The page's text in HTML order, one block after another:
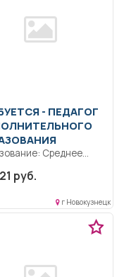
- ПЕДАГОГ
Среднее
Составление
руб.
г Новокузнецк